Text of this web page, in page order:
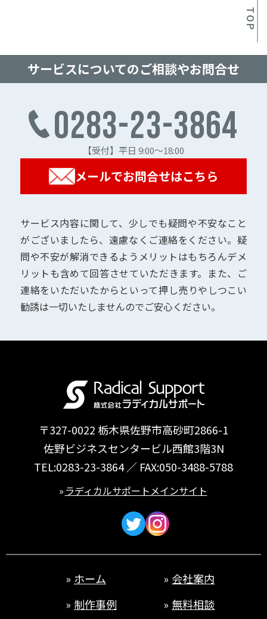
サービスについてのご相談やお問合せ
0283-23-3864
【受付】平日 9:00～18:00
メールでお問合せはこちら
サービス内容に関して、少しでも疑問や不安なこと
がございましたら、遠慮なくご連絡をください。疑
問や不安が解消できるようメリットはもちろんデメ
リットも含めて回答させていただきます。また、ご
連絡をいただいたからといって押し売りやしつこい
勧誘は一切いたしませんのでご安心ください。
〒327-0022 栃木県佐野市高砂町2866-1
佐野ビジネスセンタービル西館3階3N
TEL:0283-23-3864／ FAX:050-3488-5788
ラディカルサポートメインサイト
ホーム
制作事例
会社案内
無料相談